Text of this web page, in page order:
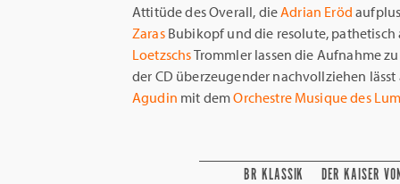
Attitüde des Overall, dieAdrian Eröd
ZarasBubikopf und die resolute,
LoetzschsTrommler lassen die Aufnahme
der CD überzeugender nachvollziehen
Agudin mit demOrchestre Musique des
BR KLASSIK DER KAISER